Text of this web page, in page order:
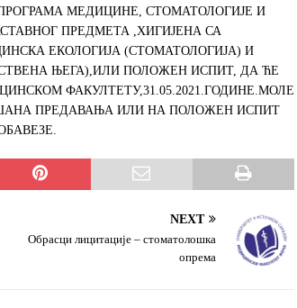
МЕДИЦИНЕ, СТОМАТОЛОГИЈЕ И
ПРЕДМЕТА ,ХИГИЈЕНА СА
ЕКОЛОГИЈА (СТОМАТОЛОГИЈА) И
ЊЕГА),ИЛИ ПОЛОЖЕН ИСПИТ, ДА ЋЕ
ФАКУЛТЕТУ,31.05.2021.ГОДИНЕ.МОЛЕ
ПРЕДАВАЊА ИЛИ НА ПОЛОЖЕН ИСПИТ
NEXT
Обрасци лицитације – стоматолошка
опрема